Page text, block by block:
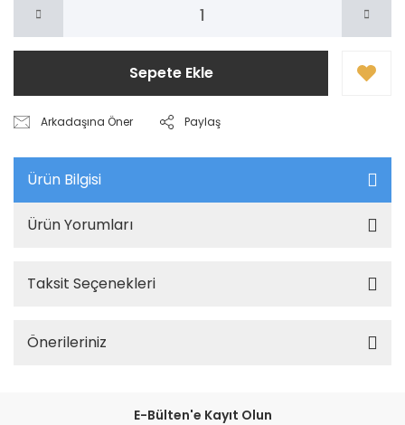
Sepete Ekle
Arkadaşına Öner Paylaş
Ürün Bilgisi
Ürün Yorumları
Taksit Seçenekleri
Önerileriniz
E-Bülten'e Kayıt Olun